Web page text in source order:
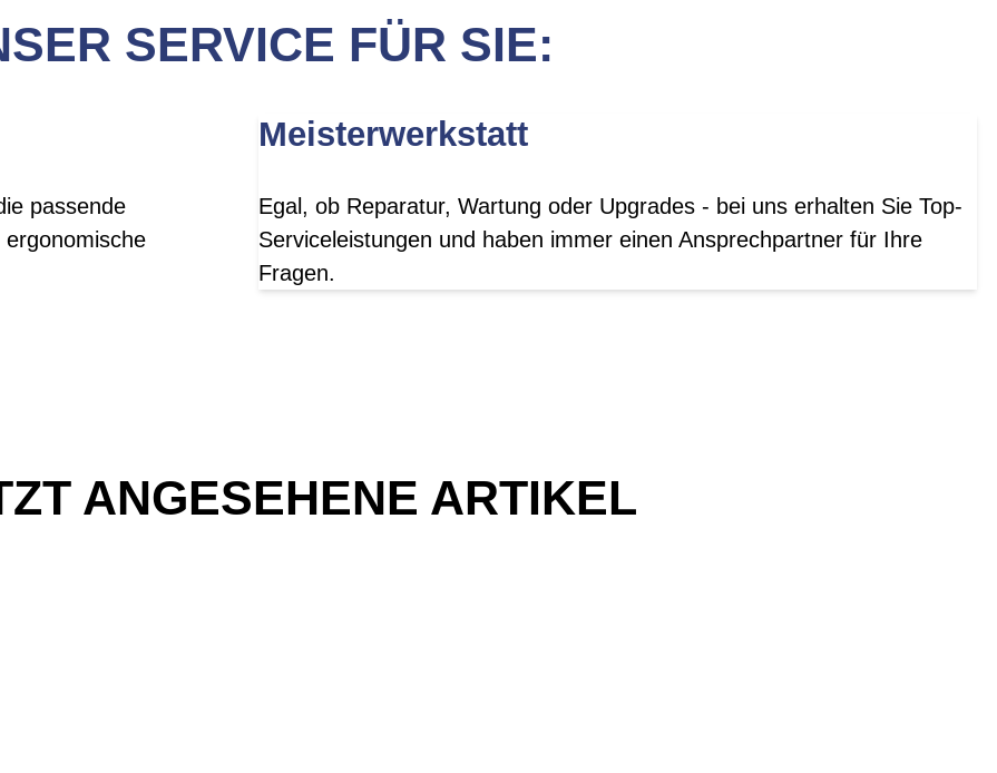
SERVICE FÜR SIE:
passende
Meisterwerkstatt
Egal, ob Reparatur, Wartung oder Upgrades - bei uns erhalten Sie Top-
Serviceleistungen und haben immer einen Ansprechpartner für Ihre
Fragen.
ANGESEHENE ARTIKEL